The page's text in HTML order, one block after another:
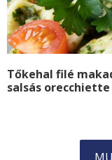
Tőkehal filé
salsás